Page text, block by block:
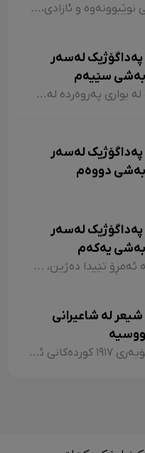
نەورۆز وەکوو جەژنی نوێبوونەوە و ئازادی، لە ئەدەبی کوردیدا و لەلای شاعیران و نووسەرانی کورد، هەمیشە جێی بایەخ و تێڕامان بووە. شاعیران و نووسەرانی کورد وەکوو دیوێکی جوانی و دەرچەیەکی ئازادی و هێمای ڕزگاریی نەتەوەیی، نەورۆزیان لەنێو شیعر و دەقەکەیاندا بەکار هێناوە. ئەم بابەتەش دەگەڕێتەوە بۆ گرێدراویی حاشاهەڵنەگری کورد و کوردستان بە نەورۆزەوە
لەسەر
بەشی سێیەم
ڕەخنەی پەداگۆژیک لە بواری پەروەردە لەسەر چیرۆکی منداڵان؛ هەندێکجار لە چیرۆکی منداڵاندا تووشی ئەو جۆرە وشەیە دەبین کە کاریگەرییان لەسەر مێشکی منداڵان دەبێت و ڕێگەیان پێ دەدات بیرۆکەیەکی خراپ لە مێشکیاندا دروست بکەن. بۆ نموونە دەتوانین لێرەدا سەرنجەکانمان لەسەر چیرۆکی "تیتی و پیرێ، کال و سێڤێ و نیسکۆ" بخەینەڕوو. لە بەشێکی چیرۆکی "تیتی و پیرێ"دا وەها دەڵێت:
لەسەر
بەشی دووەم
لەسەر
بەشی یەکەم
لەو کۆمەڵگەیەدا کە ئەمڕۆ تێیدا دەژین، هەرچەندە دەبینین ئەدەبی کوردی لە گەشەکردندایە، بەتایبەتی ئەدەبی منداڵان، بەڵام زۆربەی چیرۆکەکانی منداڵان لایەنی لاوازی زۆریان هەیە کە کاریگەرییان لەسەر دەروونی منداڵان هەیە و دەبنە کێشە.
لە شاعیرانی
بەر لە شۆڕشی ئۆکتۆبەری ١٩١٧ کوردەکانی ئەرمەنستان نەخوێندەوار بوون. بەڵام گەنجینەی ئەدەبیی ئەوان لە ناو کوردناسان و ڕۆژهەڵاتناسانی ڕووس و ئەورووپی بووە هۆی سەرسوڕمان و دوای فێرکردنی خوێندەواری و پەرەپێدانی خوێندن لە نێو ئەوان، توانیان دەرگایەکی نوێ لە وێژەی کوردی بکەنەوە.